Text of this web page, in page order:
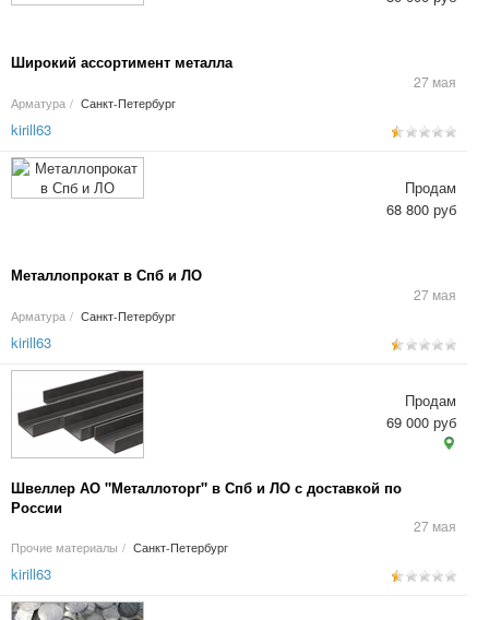
Широкий ассортимент металла
27 мая
Арматура / Санкт-Петербург
kirill63
Металлопрокат в Спб и ЛО
27 мая
Арматура / Санкт-Петербург
Продам
68 800 руб
kirill63
Швеллер АО "Металлоторг" в Спб и ЛО с доставкой по
России
27 мая
Прочие материалы / Санкт-Петербург
Продам
69 000 руб
kirill63